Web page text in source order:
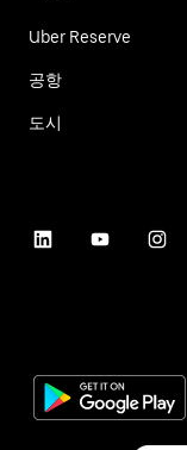
Uber Reserve
공항
도시